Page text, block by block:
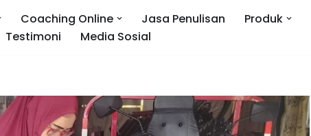
Coaching Online Jasa Penulisan Produk
Testimoni Media Sosial